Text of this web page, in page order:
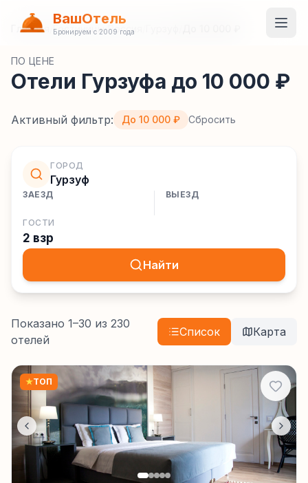
ВашОтель
Бронируем с 2009 года
Главная Гостиницы/Россия
ПО ЦЕНЕ
Отели Гурзуфа до 10 000 ₽
Активный фильтр: До 10 000 ₽ Сбросить
ГОРОД
Гурзуф
ЗАЕЗД ВЫЕЗД
ГОСТИ
2 взр
Найти
Показано 1–30 из 230
отелей
Список Карта
★ТОП